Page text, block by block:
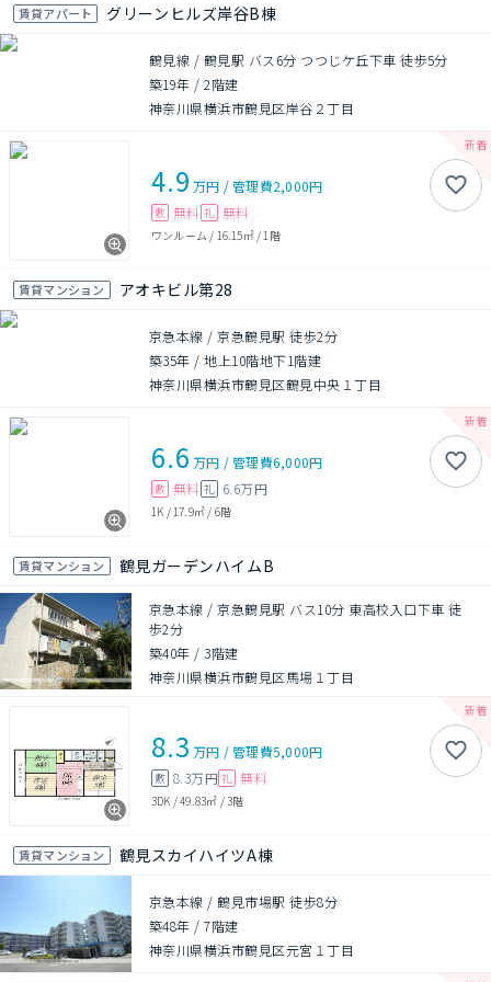
賃貸アパート グリーンヒルズ岸谷B棟
鶴見線 / 鶴見駅 バス6分 つつじケ丘下車 徒歩5分
築19年 /2階建
神奈川県横浜市鶴見区岸谷２丁目
4.9 万円 /管理費2,000円
敷 無料 礼 無料
ワンルーム / 16.15㎡/ 1階
賃貸マンション アオキビル第28
京急本線 / 京急鶴見駅 徒歩2分
築35年 /地上10階地下1階建
神奈川県横浜市鶴見区鶴見中央１丁目
6.6 万円 /管理費6,000円
敷 無料 礼 6.6万円
1K / 17.9㎡ / 6階
賃貸マンション 鶴見ガーデンハイムB
京急本線 / 京急鶴見駅 バス10分 東高校入口下車 徒
歩2分
築40年 / 3階建
神奈川県横浜市鶴見区馬場１丁目
8.3 万円 /管理費5,000円
敷 8.3万円 礼 無料
3DK /49.83㎡ /3階
賃貸マンション 鶴見スカイハイツA棟
京急本線 / 鶴見市場駅 徒歩8分
築48年 /7階建
神奈川県横浜市鶴見区元宮１丁目